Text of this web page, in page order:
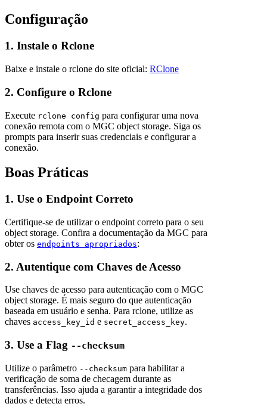
Configuração
1. Instale o Rclone
Baixe e instale o rclone do site oficial: RClone
2. Configure o Rclone
Execute rclone config para configurar uma nova
conexão remota com o MGC object storage. Siga os
prompts para inserir suas credenciais e configurar a
conexão.
Boas Práticas
1. Use o Endpoint Correto
Certifique-se de utilizar o endpoint correto para o seu
object storage. Confira a documentação da MGC para
obter os endpoints apropriados:
2. Autentique com Chaves de Acesso
Use chaves de acesso para autenticação com o MGC
object storage. É mais seguro do que autenticação
baseada em usuário e senha. Para rclone, utilize as
chaves access_key_id e secret_access_key.
3. Use a Flag --checksum
Utilize o parâmetro --checksum para habilitar a
verificação de soma de checagem durante as
transferências. Isso ajuda a garantir a integridade dos
dados e detecta erros.